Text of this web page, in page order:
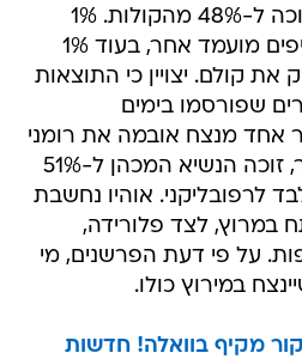
במדינה, בעוד אובמה זוכה ל-48% מהקולות. 1%
מהמשיבים לסקר מעדיפים מועמד אחר, בעוד 1%
את קולם. יצויין כי התוצאות
שפורסמו בימים
אחד מנצח אובמה את רומני
50%-49%, ובסקר אחר, זוכה הנשיא המכהן ל-51%
לעומת 47% בלבד לרפובליקני. אוהיו נחשבת
במרוץ, לצד פלורידה,
על פי דעת הפרשנים, מי
במירוץ כולו.
מקיף בוואלה! חדשות